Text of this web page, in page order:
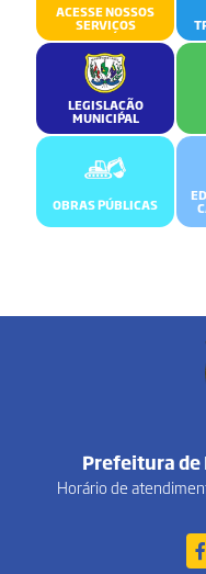
ACESSE NOSSOS
SERVIÇOS
LEGISLAÇÃO
MUNICIPAL
OBRAS PÚBLICAS
Prefeitura de
Horário de